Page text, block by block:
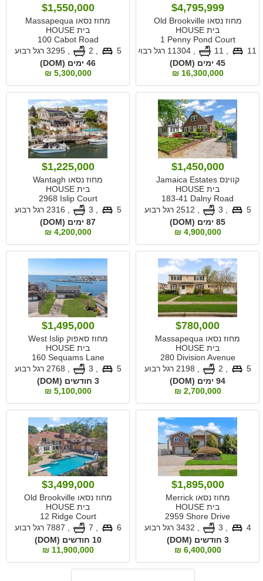
$4,795,999
מחוז נסאו Old Brookville
בית HOUSE
1 Penny Pond Court
11
11304 רגל רבוע
45 ימים (DOM)
16,300,000 ₪
$1,550,000
מחוז נסאו Massapequa
בית HOUSE
100 Cabot Road
5
,3295 רגל רבוע
46 ימים (DOM)
5,300,000 ₪
$1,450,000
קווינס Jamaica Estates
בית HOUSE
183-41 Dalny Road
5
2512 רגל רבוע
85 ימים (DOM)
4,900,000 ₪
$1,225,000
מחוז נסאו Wantagh
בית HOUSE
2968 Islip Court
5
2316 רגל רבוע
87 ימים (DOM)
4,200,000 ₪
$780,000
מחוז נסאו Massapequa
בית HOUSE
280 Division Avenue
5
2198 רגל רבוע
94 ימים (DOM)
2,700,000 ₪
$1,495,000
מחוז סאפוק West Islip
בית HOUSE
160 Sequams Lane
5
2768 רגל רבוע
3 חודשים (DOM)
5,100,000 ₪
$1,895,000
מחוז נסאו Merrick
בית HOUSE
2959 Shore Drive
4
3432 רגל רבוע
3 חודשים (DOM)
6,400,000 ₪
$3,499,000
מחוז נסאו Old Brookville
בית HOUSE
12 Ridge Court
6
7887 רגל רבוע
10 חודשים (DOM)
11,900,000 ₪